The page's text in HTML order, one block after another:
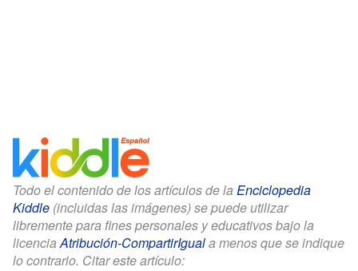
Todo el contenido de los artículos de la Enciclopedia
Kiddle (incluidas las imágenes) se puede utilizar
libremente para fines personales y educativos bajo la
licenciaAtribución-CompartirIguala menos que se indique
lo contrario. Citar este artículo: